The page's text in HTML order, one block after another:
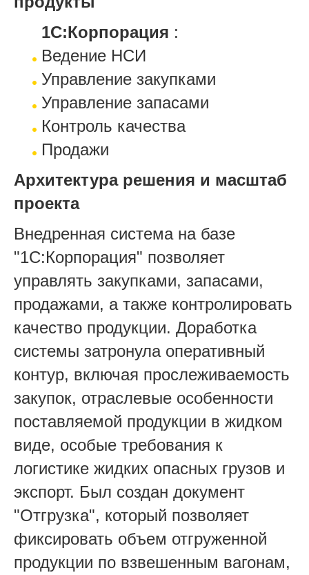
1С:Корпорация :
Ведение НСИ
Управление закупками
Управление запасами
Контроль качества
Продажи
Архитектура решения и масштаб
проекта
Внедренная система на базе
"1С:Корпорация" позволяет
управлять закупками, запасами,
продажами, а также контролировать
качество продукции. Доработка
системы затронула оперативный
контур, включая прослеживаемость
закупок, отраслевые особенности
поставляемой продукции в жидком
виде, особые требования к
логистике жидких опасных грузов и
экспорт. Был создан документ
"Отгрузка", который позволяет
фиксировать объем отгруженной
продукции по взвешенным вагонам,